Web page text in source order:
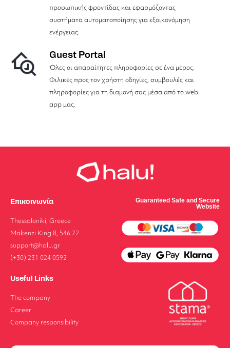
προσωπικής φροντίδας και εφαρμόζοντας
συστήματα αυτοματοποίησης για εξοικονόμηση
ενέργειας.
Guest Portal
Όλες οι απαραίτητες πληροφορίες σε ένα μέρος.
Φιλικές προς τον χρήστη οδηγίες, συμβουλές και
πληροφορίες για τη διαμονή σας μέσα από το web
app μας.
Επικοινωνία
Thessaloniki, Greece
Makenzi King 8, 546 22
support@halu.gr
(+30) 231 024 0592
Useful Links
The company
Career
Company responsibility
Guaranteed Safe and Secure
Website